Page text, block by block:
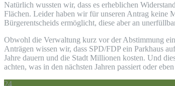
Natürlich wussten wir, dass es erheblichen
Flächen. Leider haben wir für unseren Antrag keine
Bürgerentscheids ermöglicht, diese aber an
Obwohl die Verwaltung kurz vor der Abstimmung
Anträgen wissen wir, dass SPD/FDP ein Parkhaus
Jahre dauern und die Stadt Millionen kosten. Und
achten, was in den nächsten Jahren passiert oder
24